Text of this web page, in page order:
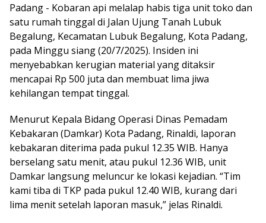
Padang - Kobaran api melalap habis tiga unit toko dan
satu rumah tinggal di Jalan Ujung Tanah Lubuk
Begalung, Kecamatan Lubuk Begalung, Kota Padang,
pada Minggu siang (20/7/2025). Insiden ini
menyebabkan kerugian material yang ditaksir
mencapai Rp 500 juta dan membuat lima jiwa
kehilangan tempat tinggal.
Menurut Kepala Bidang Operasi Dinas Pemadam
Kebakaran (Damkar) Kota Padang, Rinaldi, laporan
kebakaran diterima pada pukul 12.35 WIB. Hanya
berselang satu menit, atau pukul 12.36 WIB, unit
Damkar langsung meluncur ke lokasi kejadian. “Tim
kami tiba di TKP pada pukul 12.40 WIB, kurang dari
lima menit setelah laporan masuk,” jelas Rinaldi.